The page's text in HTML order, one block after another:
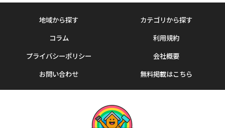
地域から探す
カテゴリから探す
コラム
利用規約
プライバシーポリシー
会社概要
お問い合わせ
無料掲載はこちら